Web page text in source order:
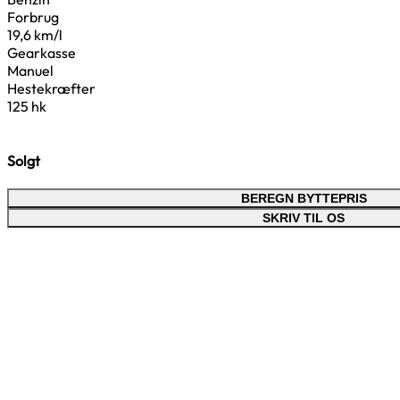
Forbrug
19,6 km/l
Gearkasse
Manuel
Hestekræfter
125 hk
Solgt
BEREGN BYTTEPRIS
SKRIV TIL OS